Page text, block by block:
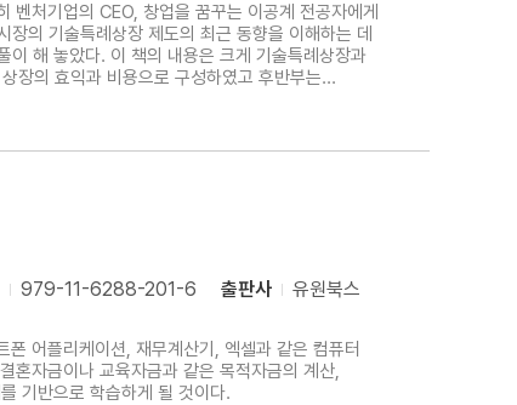
처기업의 CEO, 창업을 꿈꾸는 이공계 전공자에게
의 기술특례상장 제도의 최근 동향을 이해하는 데
기술특례상장과
장의 효익과 비용으로 구성하였고 후반부는
979-11-6288-201-6 출판사 유원북스
어플리케이션, 재무계산기, 엑셀과 같은 컴퓨터
혼자금이나 교육자금과 같은 목적자금의 계산,
기반으로 학습하게 될 것이다.